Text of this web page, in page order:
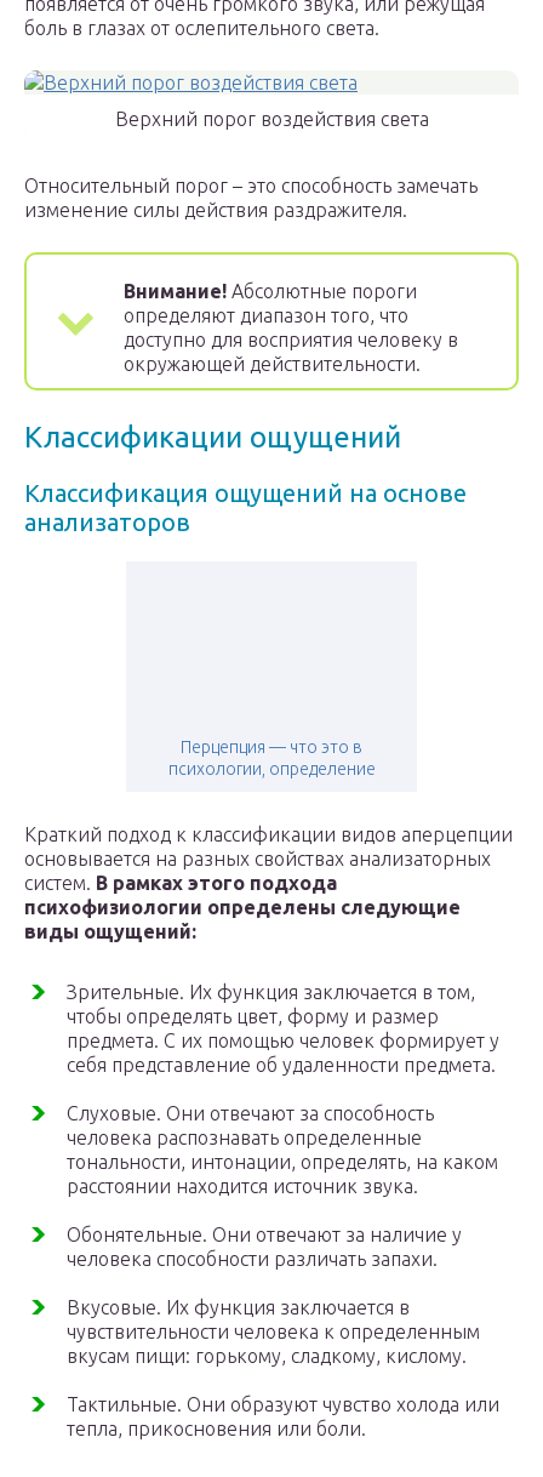
боль в глазах от ослепительного света.
Верхний порог воздействия света
Относительный порог – это способность замечать
изменение силы действия раздражителя.
Внимание! Абсолютные пороги
определяют диапазон того, что
доступно для восприятия человеку в
окружающей действительности.
Классификации ощущений
Классификация ощущений на основе
анализаторов
Перцепция — что это в
психологии, определение
Краткий подход к классификации видов аперцепции
основывается на разных свойствах анализаторных
систем. В рамках этого подхода
психофизиологии определены следующие
виды ощущений:
Зрительные. Их функция заключается в том,
чтобы определять цвет, форму и размер
предмета. С их помощью человек формирует у
себя представление об удаленности предмета.
Слуховые. Они отвечают за способность
человека распознавать определенные
тональности, интонации, определять, на каком
расстоянии находится источник звука.
Обонятельные. Они отвечают за наличие у
человека способности различать запахи.
Вкусовые. Их функция заключается в
чувствительности человека к определенным
вкусам пищи: горькому, сладкому, кислому.
Тактильные. Они образуют чувство холода или
тепла, прикосновения или боли.